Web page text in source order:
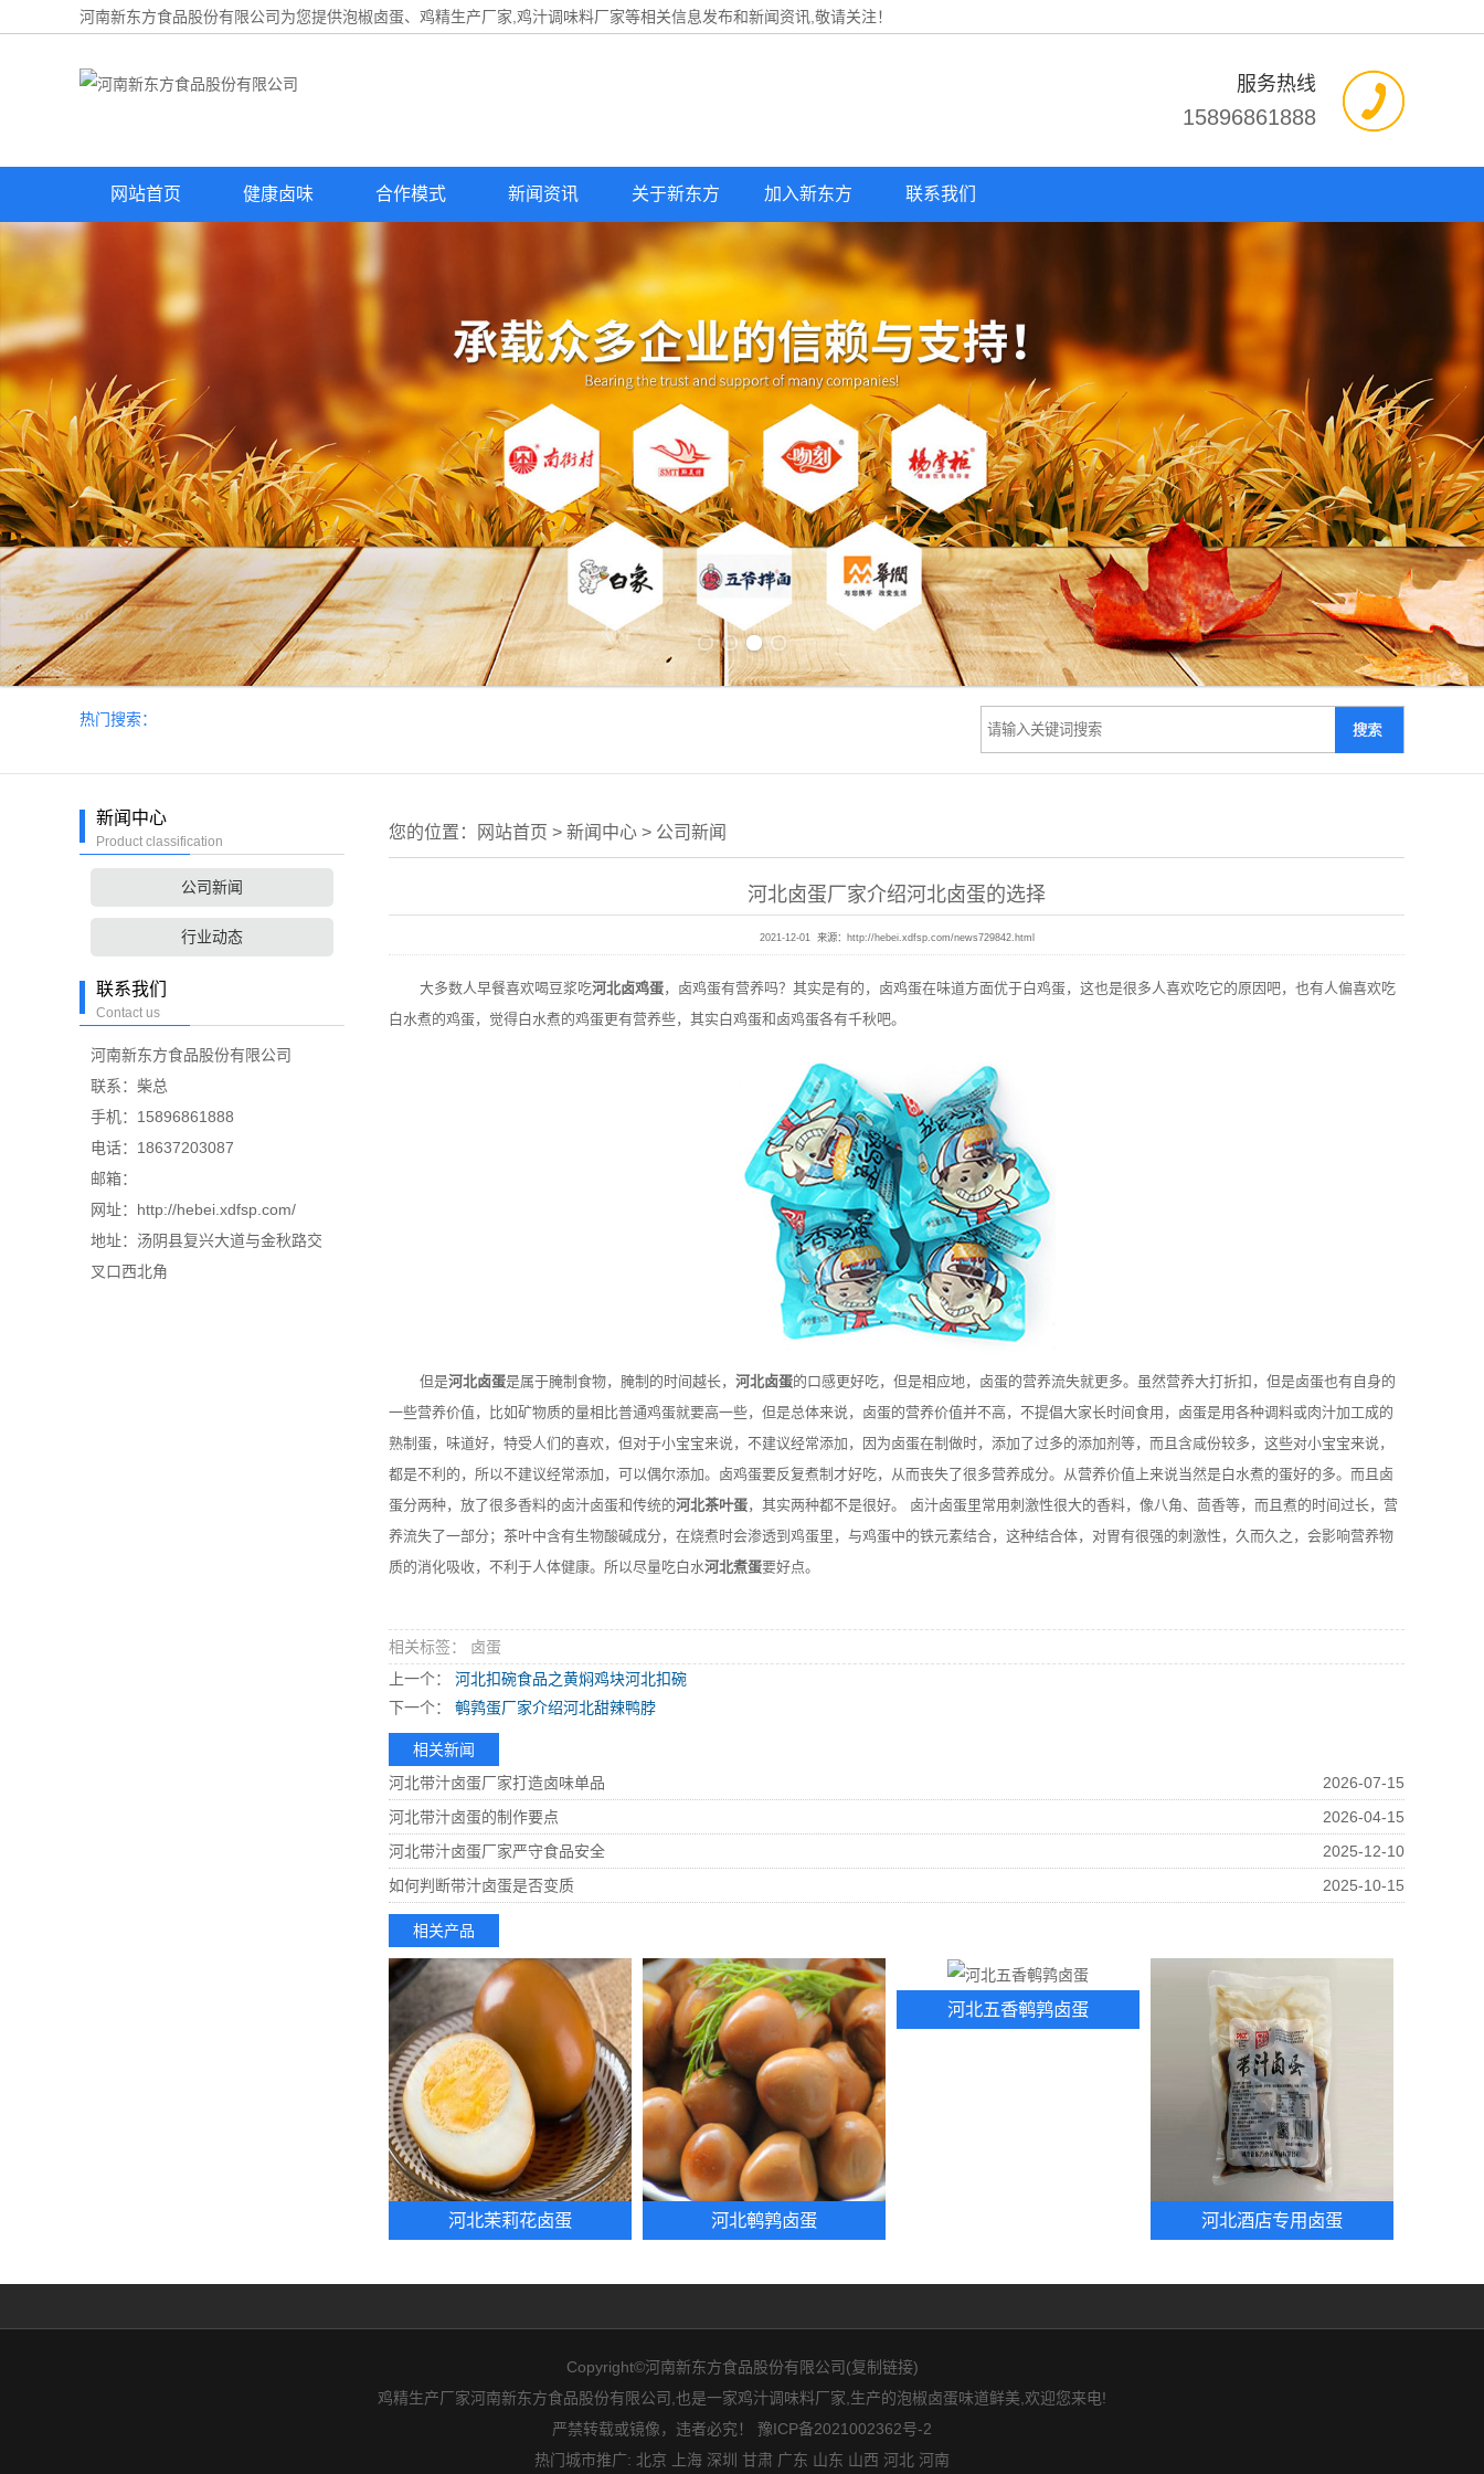
河南新东方食品股份有限公司为您提供泡椒卤蛋、鸡精生产厂家,鸡汁调味料厂家等相关信息发布和新闻资讯,敬请关注！
服务热线
15896861888
网站首页 健康卤味 合作模式 新闻资讯 关于新东方 加入新东方 联系我们
热门搜索：
新闻中心
Product classification
公司新闻
行业动态
联系我们
Contact us
河南新东方食品股份有限公司
联系：柴总
手机：15896861888
电话：18637203087
邮箱：
网址：http://hebei.xdfsp.com/
地址：汤阴县复兴大道与金秋路交
叉口西北角
您的位置： 网站首页 > 新闻中心 > 公司新闻
河北卤蛋厂家介绍河北卤蛋的选择
2021-12-01 来源： http://hebei.xdfsp.com/news729842.html
大多数人早餐喜欢喝豆浆吃河北卤鸡蛋，卤鸡蛋有营养吗？其实是有的，卤鸡蛋在味道方面优于白鸡蛋，这也是很多人喜欢吃它的原因吧，也有人偏喜欢吃
白水煮的鸡蛋，觉得白水煮的鸡蛋更有营养些，其实白鸡蛋和卤鸡蛋各有千秋吧。
但是河北卤蛋是属于腌制食物，腌制的时间越长， 河北卤蛋的口感更好吃，但是相应地，卤蛋的营养流失就更多。虽然营养大打折扣，但是卤蛋也有自身的
一些营养价值，比如矿物质的量相比普通鸡蛋就要高一些，但是总体来说，卤蛋的营养价值并不高，不提倡大家长时间食用，卤蛋是用各种调料或肉汁加工成的
熟制蛋，味道好，特受人们的喜欢，但对于小宝宝来说，不建议经常添加，因为卤蛋在制做时，添加了过多的添加剂等，而且含咸份较多，这些对小宝宝来说，
都是不利的，所以不建议经常添加，可以偶尔添加。卤鸡蛋要反复煮制才好吃，从而丧失了很多营养成分。从营养价值上来说当然是白水煮的蛋好的多。而且卤
蛋分两种，放了很多香料的卤汁卤蛋和传统的河北茶叶蛋，其实两种都不是很好。 卤汁卤蛋里常用刺激性很大的香料，像八角、茴香等，而且煮的时间过长，营
养流失了一部分；茶叶中含有生物酸碱成分，在烧煮时会渗透到鸡蛋里，与鸡蛋中的铁元素结合，这种结合体，对胃有很强的刺激性，久而久之，会影响营养物
质的消化吸收，不利于人体健康。所以尽量吃白水河北煮蛋要好点。
相关标签： 卤蛋
上一个：
河北扣碗食品之黄焖鸡块河北扣碗
下一个：
鹌鹑蛋厂家介绍河北甜辣鸭脖
相关新闻
河北带汁卤蛋厂家打造卤味单品
2026-07-15
河北带汁卤蛋的制作要点
2026-04-15
河北带汁卤蛋厂家严守食品安全
2025-12-10
如何判断带汁卤蛋是否变质
2025-10-15
相关产品
河北茉莉花卤蛋 河北鹌鹑卤蛋
河北五香鹌鹑卤蛋
河北酒店专用卤蛋
Copyright©河南新东方食品股份有限公司(复制链接)
鸡精生产厂家河南新东方食品股份有限公司,也是一家鸡汁调味料厂家,生产的泡椒卤蛋味道鲜美,欢迎您来电!
严禁转载或镜像，违者必究！ 豫ICP备2021002362号-2
热门城市推广: 北京 上海 深圳 甘肃 广东 山东 山西 河北 河南